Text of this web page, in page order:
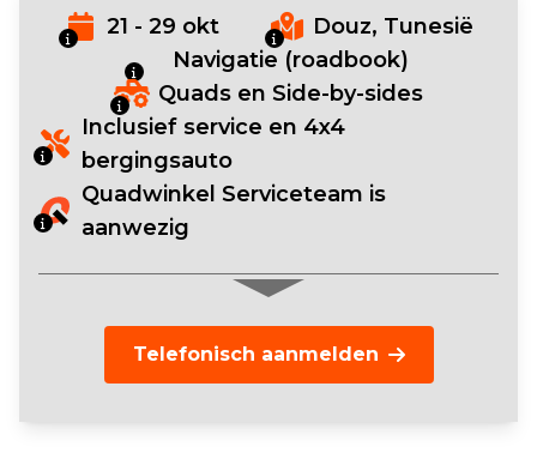
21 - 29 okt
Douz, Tunesië
Navigatie (roadbook)
Quads en Side-by-sides
Inclusief service en 4x4
bergingsauto
Quadwinkel Serviceteam is
aanwezig
Telefonisch aanmelden